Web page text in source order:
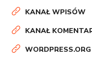
KANAŁ WPISÓW
KANAŁ
WORDPRESS.ORG